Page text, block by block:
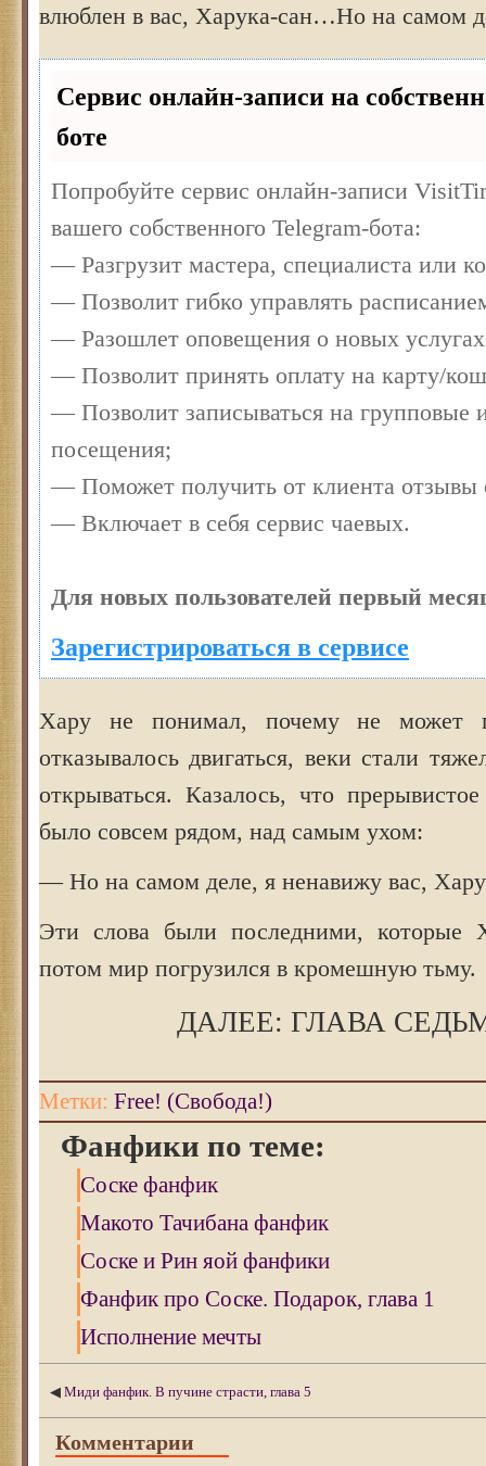
влюблен в вас, Харука-сан…Но на самом
Сервис онлайн-записи на
боте
Попробуйте сервис онлайн-записи
вашего собственного Telegram-бота:
— Разгрузит мастера, специалиста или
— Позволит гибко управлять
— Разошлет оповещения о новых
— Позволит принять оплату на карту/
— Позволит записываться на групповые
посещения;
— Поможет получить от клиента отзывы
— Включает в себя сервис чаевых.
Для новых пользователей первый
Зарегистрироваться в сервисе
Хару не понимал, почему не может
отказывалось двигаться, веки стали
открываться. Казалось, что
было совсем рядом, над самым ухом:
— Но на самом деле, я ненавижу вас,
Эти слова были последними, которые
потом мир погрузился в кромешную тьму.
ДАЛЕЕ: ГЛАВА
Метки: Free! (Свобода!)
Фанфики по теме:
Соске фанфик
Макото Тачибана фанфик
Соске и Рин яой фанфики
Фанфик про Соске. Подарок, глава 1
Исполнение мечты
◀ Миди фанфик. В пучине страсти, глава 5
Комментарии